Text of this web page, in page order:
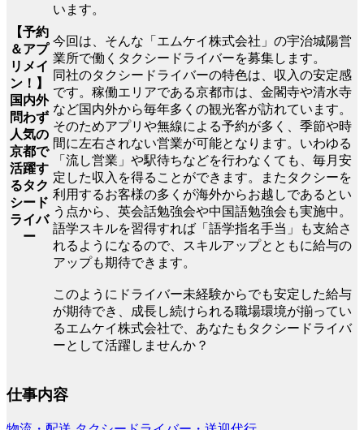
【予約
＆アプ
リメイ
ン！】
国内外
問わず
人気の
京都で
活躍す
るタク
シード
ライバ
ー
います。
今回は、そんな「エムケイ株式会社」の宇治城陽営
業所で働くタクシードライバーを募集します。
同社のタクシードライバーの特色は、収入の安定感
です。稼働エリアである京都市は、金閣寺や清水寺
など国内外から毎年多くの観光客が訪れています。
そのためアプリや無線による予約が多く、季節や時
間に左右されない営業が可能となります。いわゆる
「流し営業」や駅待ちなどを行わなくても、毎月安
定した収入を得ることができます。またタクシーを
利用するお客様の多くが海外からお越しであるとい
う点から、英会話勉強会や中国語勉強会も実施中。
語学スキルを習得すれば「語学指名手当」も支給さ
れるようになるので、スキルアップとともに給与の
アップも期待できます。
このようにドライバー未経験からでも安定した給与
が期待でき、成長し続けられる職場環境が揃ってい
るエムケイ株式会社で、あなたもタクシードライバ
ーとして活躍しませんか？
仕事内容